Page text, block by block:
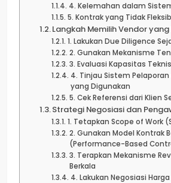
4. Kelemahan dalam
5. Kontrak yang Tidak
Langkah Memilih Vendor
1. Lakukan Due Diligence
2. Gunakan Mekanisme
3. Evaluasi Kapasitas
4. Tinjau Sistem
yang Digunakan
5. Cek Referensi dari Klien
Strategi Negosiasi dan
1. Tetapkan Scope of Work
2. Gunakan Model Kontrak
(Performance-Based
3. Terapkan Mekanisme
Berkala
4. Lakukan Negosiasi